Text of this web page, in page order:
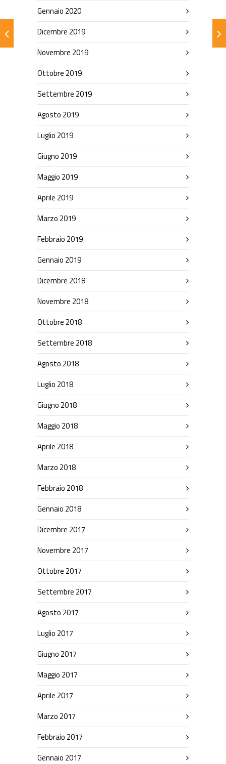
Gennaio 2020
Dicembre 2019
Novembre 2019
Ottobre 2019
Settembre 2019
Agosto 2019
Luglio 2019
Giugno 2019
Maggio 2019
Aprile 2019
Marzo 2019
Febbraio 2019
Gennaio 2019
Dicembre 2018
Novembre 2018
Ottobre 2018
Settembre 2018
Agosto 2018
Luglio 2018
Giugno 2018
Maggio 2018
Aprile 2018
Marzo 2018
Febbraio 2018
Gennaio 2018
Dicembre 2017
Novembre 2017
Ottobre 2017
Settembre 2017
Agosto 2017
Luglio 2017
Giugno 2017
Maggio 2017
Aprile 2017
Marzo 2017
Febbraio 2017
Gennaio 2017